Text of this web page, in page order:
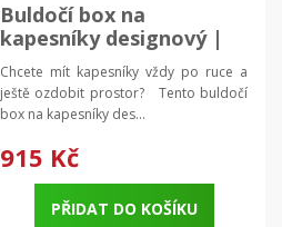
Buldočí box na
kapesníky designový |
stolní dekorace
Chcete mít kapesníky vždy po ruce a
ještě ozdobit prostor? Tento buldočí
box na kapesníky des...
915 Kč
PŘIDAT DO KOŠÍKU